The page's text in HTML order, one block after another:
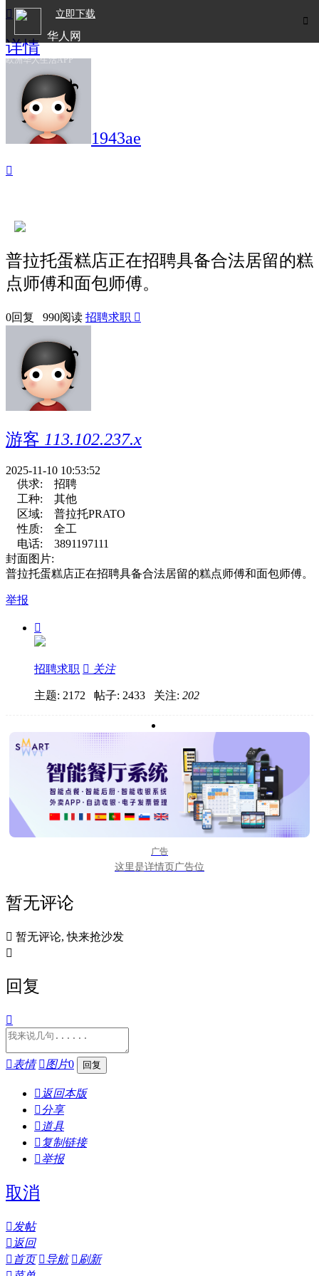

立即下载
华人网
欧洲华人生活APP

详情
1943ae

普拉托蛋糕店正在招聘具备合法居留的糕
点师傅和面包师傅。
0回复 990阅读 招聘求职 
游客 113.102.237.x
2025-11-10 10:53:52
供求:
招聘
工种:
其他
区域:
普拉托PRATO
性质:
全工
电话:
3891197111
封面图片:
普拉托蛋糕店正在招聘具备合法居留的糕点师傅和面包师傅。
举报

招聘求职  关注
主题: 2172 帖子: 2433 关注: 202
广告
这里是详情页广告位
暂无评论
 暂无评论, 快来抢沙发

回复

表情 图片0
 返回本版
分享
 道具
 复制链接
举报
取消
发帖
 返回
 首页 导航 刷新